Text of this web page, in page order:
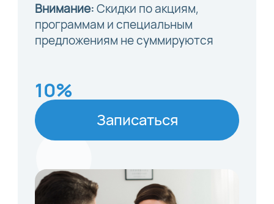
Внимание:Скидки по акциям,
программам и специальным
предложениям не суммируются
10%
Записаться